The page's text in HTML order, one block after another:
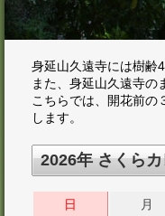
身延山久遠寺には樹齢
また、身延山久遠寺の
こちらでは、開花前の
します。
2026年 さくら
日 月